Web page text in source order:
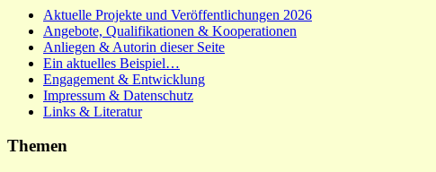
Aktuelle Projekte und Veröffentlichungen 2026
Angebote, Qualifikationen & Kooperationen
Anliegen & Autorin dieser Seite
Ein aktuelles Beispiel…
Engagement & Entwicklung
Impressum & Datenschutz
Links & Literatur
Themen